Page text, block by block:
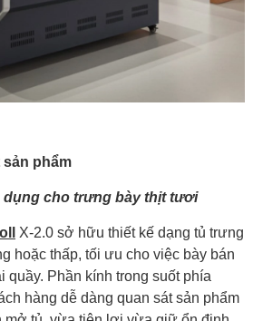
sản phẩm
dụng cho trưng bày thịt tươi
X-2.0 sở hữu thiết kế dạng tủ trưng
hoặc thấp, tối ưu cho việc bày bán
quầy. Phần kính trong suốt phía
hàng dễ dàng quan sát sản phẩm